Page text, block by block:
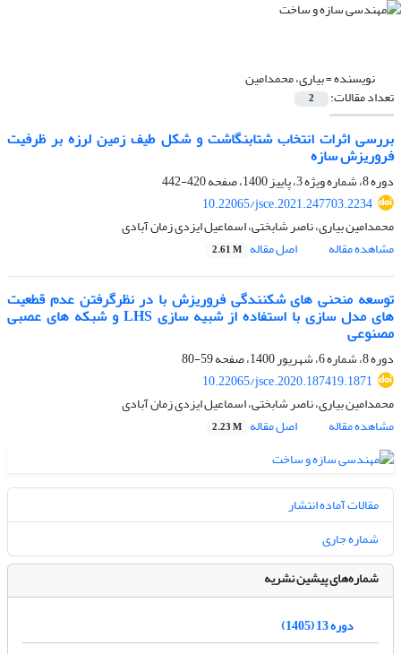
نویسنده =بیاری، محمدامین
تعداد مقالات: 2
بررسی اثرات انتخاب شتابنگاشت و شکل طیف زمین لرزه بر ظرفیت
فروریزش سازه
دوره 8، شماره ویژه 3، پاییز 1400، صفحه
420-442
10.22065/jsce.2021.247703.2234
محمدامین بیاری، ناصر شابختی، اسماعیل ایزدی زمان آبادی
مشاهده مقاله
اصل مقاله 2.61 M
توسعه منحنی های شکنندگی فروریزش با در نظرگرفتن عدم قطعیت
های مدل سازی با استفاده از شبیه سازی LHS و شبکه های عصبی
مصنوعی
دوره 8، شماره 6، شهریور 1400، صفحه
59-80
10.22065/jsce.2020.187419.1871
محمدامین بیاری، ناصر شابختی، اسماعیل ایزدی زمان آبادی
مشاهده مقاله
اصل مقاله 2.23 M
مقالات آماده انتشار
شماره جاری
شماره‌های پیشین نشریه
دوره 13 (1405)